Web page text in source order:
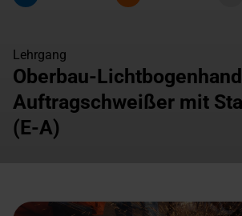
Lehrgang
Oberbau-
Auftragschweißer mit
(E-A)